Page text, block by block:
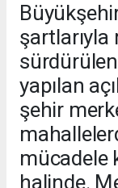
şartlarıyla
yapılan
şehir
mücadele
halinde.